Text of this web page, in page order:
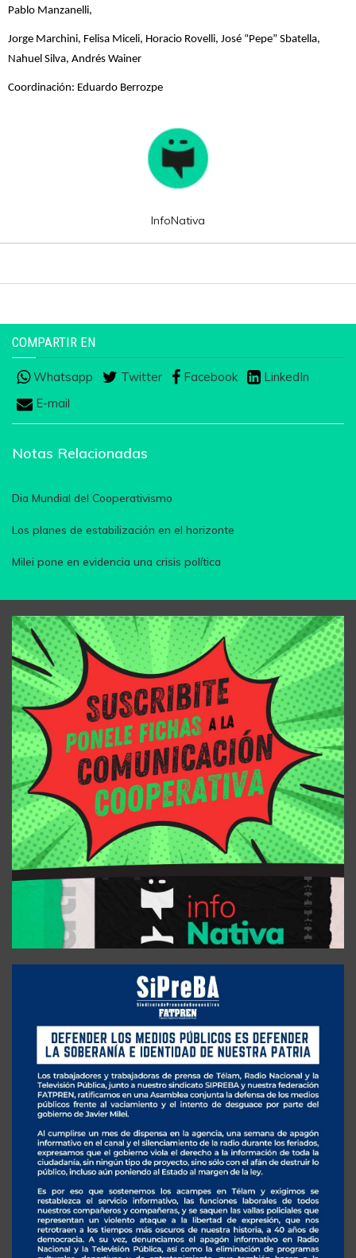
Pablo Manzanelli,
Jorge Marchini, Felisa Miceli, Horacio Rovelli, José “Pepe” Sbatella,
Nahuel Silva, Andrés Wainer
Coordinación: Eduardo Berrozpe
InfoNativa
COMPARTIR EN
Whatsapp Twitter Facebook
LinkedIn
E-mail
Notas Relacionadas
Dia Mundial del Cooperativismo
Los planes de estabilización en el horizonte
Milei pone en evidencia una crisis política